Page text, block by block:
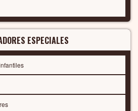
ESPECIALES